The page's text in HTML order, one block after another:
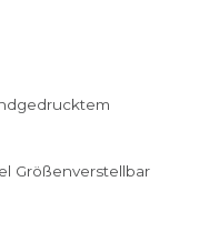
Größenverstellbar